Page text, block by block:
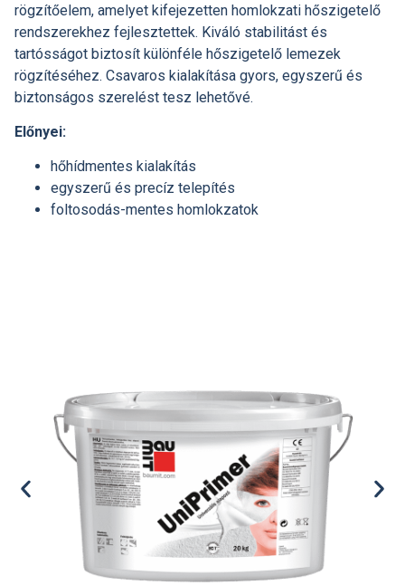
rögzítőelem, amelyet kifejezetten homlokzati hőszigetelő
rendszerekhez fejlesztettek. Kiváló stabilitást és
tartósságot biztosít különféle hőszigetelő lemezek
rögzítéséhez. Csavaros kialakítása gyors, egyszerű és
biztonságos szerelést tesz lehetővé.
Előnyei:
hőhídmentes kialakítás
egyszerű és precíz telepítés
foltosodás-mentes homlokzatok